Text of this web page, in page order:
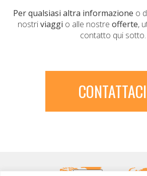
Per qualsiasi altra informazione o
nostriviaggi o alle nostre offerte,
contatto qui sotto.
CONTATTACI